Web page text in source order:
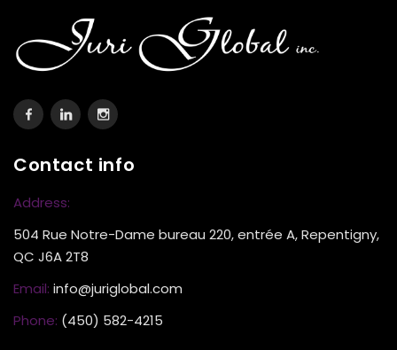
Contact info
Address:
504 Rue Notre-Dame bureau 220, entrée A, Repentigny,
QC J6A 2T8
Email: info@juriglobal.com
Phone: (450) 582-4215